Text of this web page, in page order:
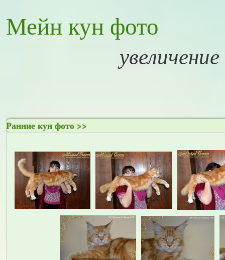
Мейн кун фото
Ранние кун фото >>